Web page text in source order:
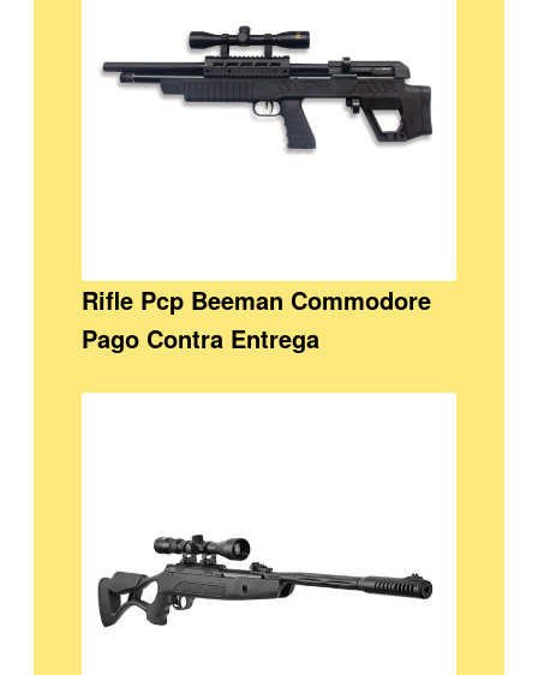
Rifle Pcp Beeman Commodore
Pago Contra Entrega